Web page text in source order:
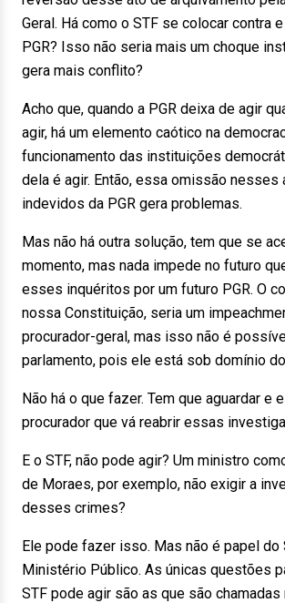
Geral. Há como o STF se colocar contra
PGR? Isso não seria mais um choque
gera mais conflito?
Acho que, quando a PGR deixa de agir
agir, há um elemento caótico na
funcionamento das instituições
dela é agir. Então, essa omissão nesses
indevidos da PGR gera problemas.
Mas não há outra solução, tem que se
momento, mas nada impede no futuro
esses inquéritos por um futuro PGR. O
nossa Constituição, seria um
procurador-geral, mas isso não é
parlamento, pois ele está sob domínio
Não há o que fazer. Tem que aguardar e
procurador que vá reabrir essas
E o STF, não pode agir? Um ministro
de Moraes, por exemplo, não exigir a
desses crimes?
Ele pode fazer isso. Mas não é papel do
Ministério Público. As únicas questões
STF pode agir são as que são